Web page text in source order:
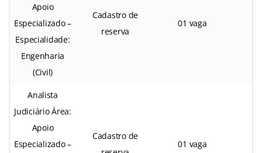
Apoio
Especializado –
Especialidade:
Engenharia
(Civil)
Cadastro de
reserva
01 vaga
Analista
Judiciário Área:
Apoio
Especializado –
Cadastro de
01 vaga